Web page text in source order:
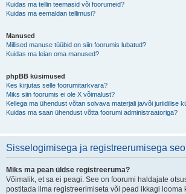
Kuidas ma tellin teemasid või foorumeid?
Kuidas ma eemaldan tellimusi?
Manused
Millised manuse tüübid on siin foorumis lubatud?
Kuidas ma leian oma manused?
phpBB küsimused
Kes kirjutas selle foorumitarkvara?
Miks siin foorumis ei ole X võimalust?
Kellega ma ühendust võtan solvava materjali ja/või juriidilise
Kuidas ma saan ühendust võtta foorumi administraatoriga?
Sisselogimisega ja registreerumisega
Miks ma pean üldse registreeruma?
Võimalik, et sa ei peagi. See on foorumi haldajate
postitada ilma registreerimiseta või pead ikkagi looma